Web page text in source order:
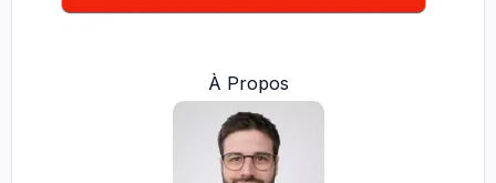
À Propos